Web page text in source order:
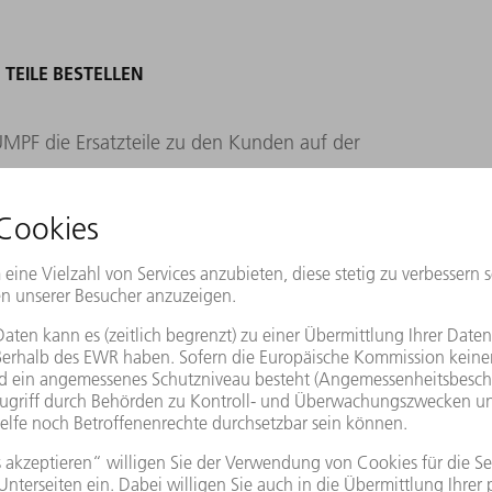
BESTELLEN
die Ersatzteile zu den Kunden auf der
das Logistikzentrum rund um die Uhr.
in der Halle, um die Lieferungen für
können Kunden die Teile
sagt Erber. Liefern können
Die Bestellung verlässt noch am
Tag beim Kunden. Doch wie macht